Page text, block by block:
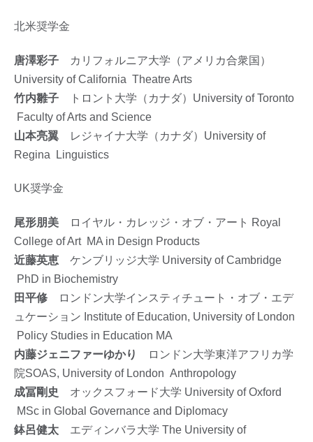
北米奨学金
唐澤彩子 カリフォルニア大学（アメリカ合衆国）
University of California Theatre Arts
竹内雛子
トロント大学（カナダ）University of Toronto
Faculty of Arts and Science
山本亮翼 レジャイナ大学（カナダ）University of
Regina Linguistics
UK奨学金
尾形朋美 ロイヤル・カレッジ・オブ・アート Royal
College of Art MA in Design Products
近藤英恵 ケンブリッジ大学 University of Cambridge
PhD in Biochemistry
田平修
ロンドン大学インスティチュート・オブ・エデ
ュケーション Institute of Education, University of London
Policy Studies in Education MA
内藤ジェニファーゆかり
ロンドン大学東洋アフリカ学
院SOAS, University of London Anthropology
成冨剛史
オックスフォード大学 University of Oxford
MSc in Global Governance and Diplomacy
鉢呂健太 エディンバラ大学 The University of